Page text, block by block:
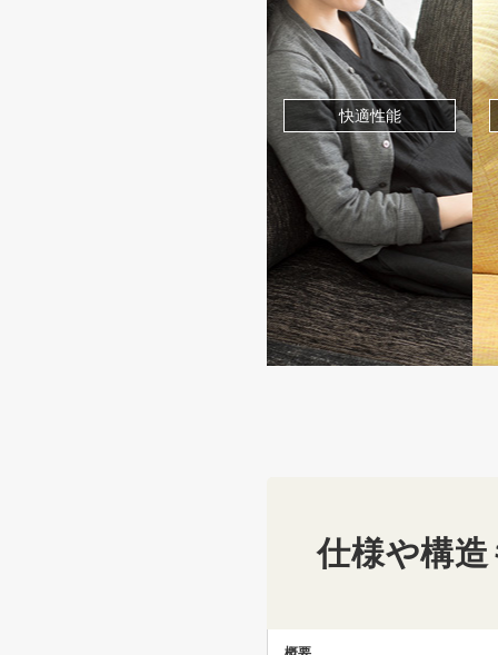
快適性能
カバーリング性能
掃除性能
サイズバリエーション
付属クッション
仕様や構